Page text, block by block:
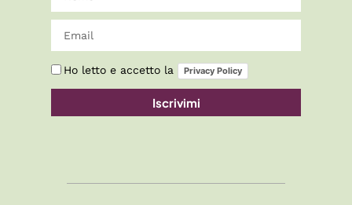
Ho letto e accetto la Privacy Policy
Iscrivimi